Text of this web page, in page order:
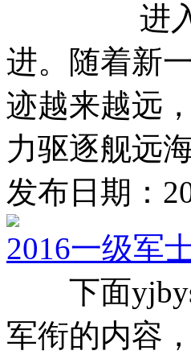
进入新世
进。随着新
迹越来越远
力驱逐舰远
发布日期：
2016一级军
下面yjbys
军衔的内容